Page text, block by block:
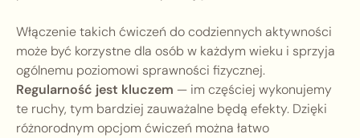
Włączenie takich ćwiczeń do codziennych aktywności
może być korzystne dla osób w każdym wieku i sprzyja
ogólnemu poziomowi sprawności fizycznej.
Regularność jest kluczem — im częściej wykonujemy
te ruchy, tym bardziej zauważalne będą efekty. Dzięki
różnorodnym opcjom ćwiczeń można łatwo